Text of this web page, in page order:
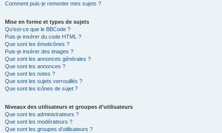
Comment puis-je remonter mes sujets ?
Mise en forme et types de sujets
Qu’est-ce que le BBCode ?
Puis-je insérer du code HTML ?
Que sont les émoticônes ?
Puis-je insérer des images ?
Que sont les annonces générales ?
Que sont les annonces ?
Que sont les notes ?
Que sont les sujets verrouillés ?
Que sont les icônes de sujet ?
Niveaux des utilisateurs et groupes d’utilisateurs
Que sont les administrateurs ?
Que sont les modérateurs ?
Que sont les groupes d’utilisateurs ?